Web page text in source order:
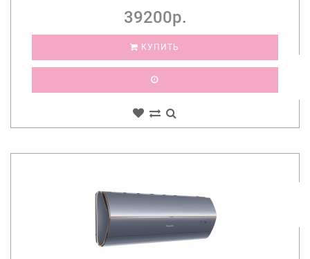
39200р.
КУПИТЬ